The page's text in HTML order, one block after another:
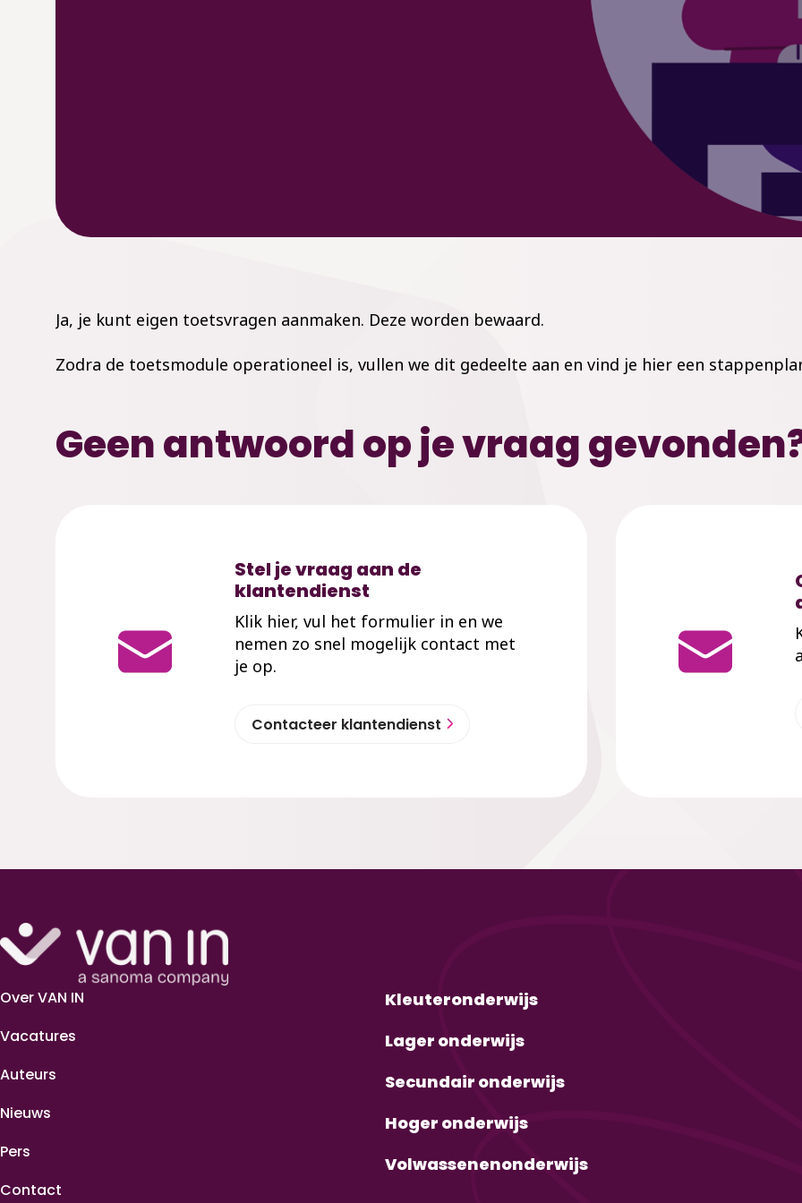
Ja, je kunt eigen toetsvragen aanmaken. Deze worden bewaard.
Zodra de toetsmodule operationeel is, vullen we dit gedeelte aan en vind je hier een
Geen antwoord op je vraag
Stel je vraag aan de
klantendienst
Klik hier, vul het formulier in en we
nemen zo snel mogelijk contact met
je op.
Contacteer klantendienst
Over VAN IN
Vacatures
Auteurs
Nieuws
Pers
Contact
Kleuteronderwijs
Lager onderwijs
Secundair onderwijs
Hoger onderwijs
Volwassenenonderwijs